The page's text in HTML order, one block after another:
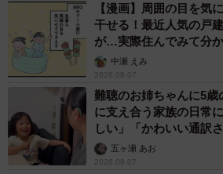
【漫画】周囲の目を気
干せる！最近人気の戸
が…実際住んでみて分
中瀬 えみ
2026.08.07
難聴のお姉ちゃんに5
に支え合う家族の日常
しい」「かわいい通訳さ
五ヶ瀬 あお
2026.08.07